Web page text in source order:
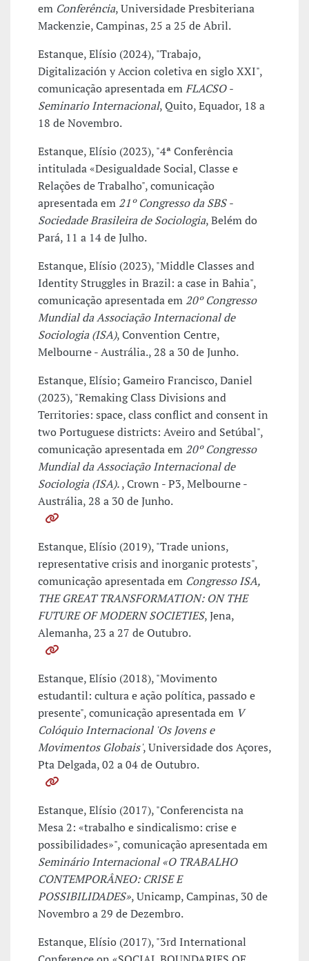
em Conferência, Universidade Presbiteriana
Mackenzie, Campinas, 25 a 25 de Abril.
Estanque, Elísio (2024), "Trabajo,
Digitalización y Accion coletiva en siglo XXI",
comunicação apresentada emFLACSO -
Seminario Internacional, Quito, Equador, 18 a
18 de Novembro.
Estanque, Elísio (2023), "4ª Conferência
intitulada «Desigualdade Social, Classe e
Relações de Trabalho", comunicação
apresentada em 21º Congresso da SBS -
Sociedade Brasileira de Sociologia, Belém do
Pará, 11 a 14 de Julho.
Estanque, Elísio (2023), "Middle Classes and
Identity Struggles in Brazil: a case in Bahia",
comunicação apresentada em 20º Congresso
Mundial da Associação Internacional de
Sociologia (ISA), Convention Centre,
Melbourne - Austrália., 28 a 30 de Junho.
Estanque, Elísio; Gameiro Francisco, Daniel
(2023), "Remaking Class Divisions and
Territories: space, class conflict and consent in
two Portuguese districts: Aveiro and Setúbal",
comunicação apresentada em 20º Congresso
Mundial da Associação Internacional de
Sociologia (ISA)., Crown - P3, Melbourne -
Austrália, 28 a 30 de Junho.
Estanque, Elísio (2019), "Trade unions,
representative crisis and inorganic protests",
comunicação apresentada em Congresso ISA,
THE GREAT TRANSFORMATION: ON THE
FUTURE OF MODERN SOCIETIES, Jena,
Alemanha, 23 a 27 de Outubro.
Estanque, Elísio (2018), "Movimento
estudantil: cultura e ação política, passado e
presente", comunicação apresentada em V
Colóquio Internacional 'Os Jovens e
Movimentos Globais', Universidade dos Açores,
Pta Delgada, 02 a 04 de Outubro.
Estanque, Elísio (2017), "Conferencista na
Mesa 2: «trabalho e sindicalismo: crise e
possibilidades»", comunicação apresentada em
Seminário Internacional «O TRABALHO
CONTEMPORÂNEO: CRISE E
POSSIBILIDADES», Unicamp, Campinas, 30 de
Novembro a 29 de Dezembro.
Estanque, Elísio (2017), "3rd International